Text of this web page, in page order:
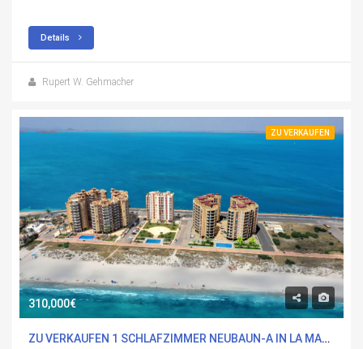
Details
Rupert W. Gehmacher
ZU VERKAUFEN
310,000€
ZU VERKAUFEN 1 SCHLAFZIMMER NEUBAUN-A IN LA MANGA DEL MAR MENOR, MURCIA MIT POOL